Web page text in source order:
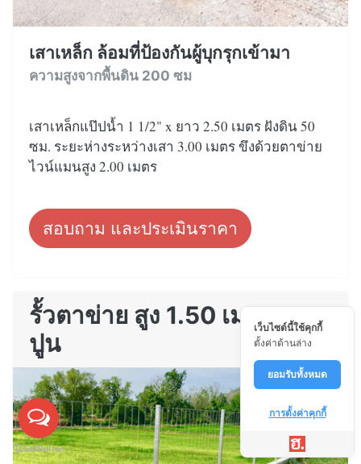
เสาเหล็ก ล้อมที่ป้องกันผู้บุกรุกเข้ามา
ความสูงจากพื้นดิน 200 ซม
เสาเหล็กแป๊ปน้ำ 1 1/2" x ยาว 2.50 เมตร ฝังดิน 50
ซม. ระยะห่างระหว่างเสา 3.00 เมตร ขึงด้วยตาข่าย
ไวน์แมนสูง 2.00 เมตร
สอบถาม และประเมินราคา
รั้วตาข่าย สูง 1.50 เมตร บน
ปูน
เว็บไซต์นี้ใช้คุกกี้
ตั้งค่าด้านล่าง
ยอมรับทั้งหมด
การตั้งค่าคุกกี้